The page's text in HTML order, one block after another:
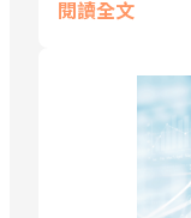
閱讀全文